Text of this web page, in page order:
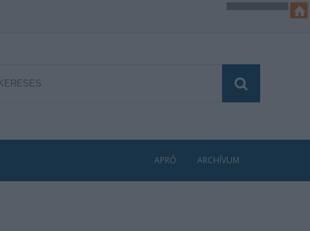
APRÓ ARCHÍVUM